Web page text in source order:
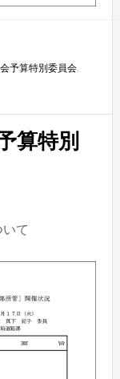
予算特別委員会,
算特別
て